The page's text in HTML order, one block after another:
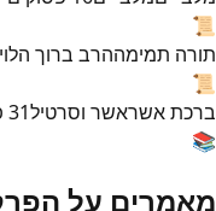
📜
תורה תמימההרב ברוך
📜
ברכת אשראשר וסרטיל31
📚
מאמרים על